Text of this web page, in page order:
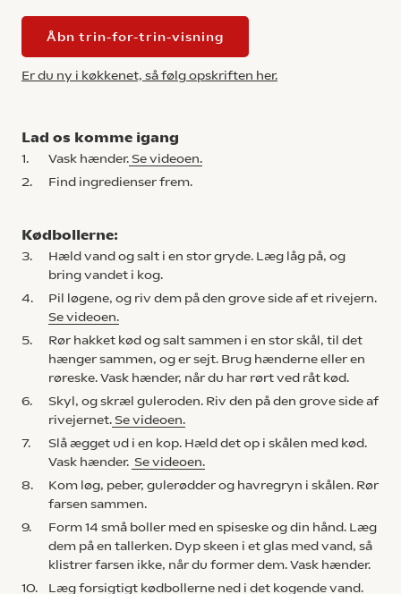
Åbn trin-for-trin-visning
Er du ny i køkkenet, så følg opskriften her.
Lad os komme igang
1. Vask hænder. Se videoen.
2.
Find ingredienser frem.
Kødbollerne:
3.
Hæld vand og salt i en stor gryde. Læg låg på, og
bring vandet i kog.
4.
Pil løgene, og riv dem på den grove side af et rivejern.
Se videoen.
5.
Rør hakket kød og salt sammen i en stor skål, til det
hænger sammen, og er sejt. Brug hænderne eller en
røreske. Vask hænder, når du har rørt ved råt kød.
6.
Skyl, og skræl guleroden. Riv den på den grove side af
rivejernet. Se videoen.
7.
Slå ægget ud i en kop. Hæld det op i skålen med kød.
Vask hænder. Se videoen.
8.
Kom løg, peber, gulerødder og havregryn i skålen. Rør
farsen sammen.
9.
Form 14 små boller med en spiseske og din hånd. Læg
dem på en tallerken. Dyp skeen i et glas med vand, så
klistrer farsen ikke, når du former dem. Vask hænder.
10.
Læg forsigtigt kødbollerne ned i det kogende vand.